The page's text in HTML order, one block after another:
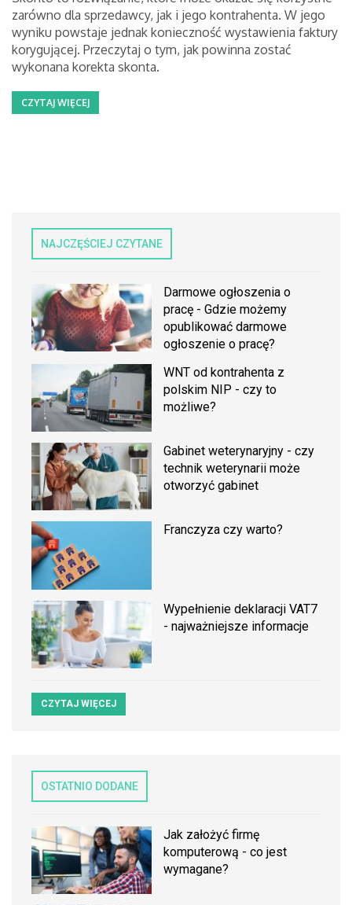
zarówno dla sprzedawcy, jak i jego kontrahenta. W jego
wyniku powstaje jednak konieczność wystawienia faktury
korygującej. Przeczytaj o tym, jak powinna zostać
wykonana korekta skonta.
CZYTAJ WIĘCEJ
NAJCZĘŚCIEJ CZYTANE
Darmowe ogłoszenia o
pracę - Gdzie możemy
opublikować darmowe
ogłoszenie o pracę?
WNT od kontrahenta z
polskim NIP - czy to
możliwe?
Gabinet weterynaryjny - czy
technik weterynarii może
otworzyć gabinet
Franczyza czy warto?
Wypełnienie deklaracji VAT7
- najważniejsze informacje
CZYTAJ WIĘCEJ
OSTATNIO DODANE
Jak założyć firmę
komputerową - co jest
wymagane?